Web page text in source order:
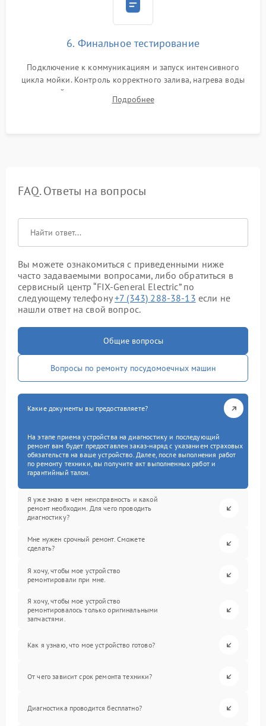
6. Финальное тестирование
Подключение к коммуникациям и запуск интенсивного
цикла мойки. Контроль корректного залива, нагрева воды
до нужной температуры, отсутствия посторонних шумов,
штатного слива и абсолютной сухости в поддоне.
Подробнее
FAQ. Ответы на вопросы
Вы можете ознакомиться с приведенными ниже
часто задаваемыми вопросами, либо обратиться в
сервисный центр “FIX-General Electric” по
следующему телефону+7 (343) 288-38-13 если не
нашли ответ на свой вопрос.
Общие вопросы
Вопросы по ремонту посудомоечных машин
Какие документы вы предоставляете?
На этапе приема устройства на диагностику и последующий
ремонт вам будет предоставлен заказ-наряд с указанием страховых
обязательств на ваше устройство. Далее, после выполнения работ
по ремонту техники, вы получите акт выполненных работ и
гарантийный талон.
Я уже знаю в чем неисправность и какой
ремонт необходим. Для чего проводить
диагностику?
Мне нужен срочный ремонт. Сможете
сделать?
Я хочу, чтобы мое устройство
ремонтировали при мне.
Я хочу, чтобы мое устройство
ремонтировалось только оригинальными
запчастями.
Как я узнаю, что мое устройство готово?
От чего зависит срок ремонта техники?
Диагностика проводится бесплатно?